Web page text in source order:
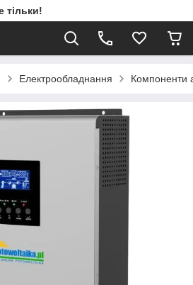
тільки!
Електрообладнання Компоненти